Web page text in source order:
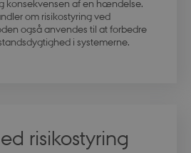
konsekvensen af en hændelse.
om risikostyring ved
også anvendes til at forbedre
i systemerne.
risikostyring